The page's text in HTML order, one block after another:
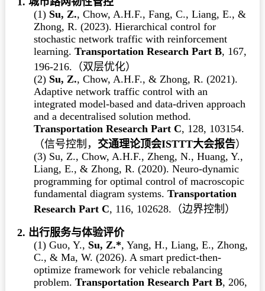
(1) Su, Z., Chow, A.H.F., Fang, C., Liang, E., &
Zhong, R. (2023). Hierarchical control for
stochastic network traffic with reinforcement
learning. Transportation Research Part B, 167,
196-216. （双层优化）
(2) Su, Z., Chow, A.H.F., & Zhong, R. (2021).
Adaptive network traffic control with an
integrated model-based and data-driven approach
and a decentralised solution method.
Transportation Research Part C, 128, 103154.
（信号控制， 交通理论顶会ISTTT大会报告）
(3) Su, Z., Chow, A.H.F., Zheng, N., Huang, Y.,
Liang, E., & Zhong, R. (2020). Neuro-dynamic
programming for optimal control of macroscopic
fundamental diagram systems. Transportation
Research Part C, 116, 102628. （边界控制）
2. 出行服务与体验评价
(1) Guo, Y., Su, Z.*, Yang, H., Liang, E., Zhong,
C., & Ma, W. (2026). A smart predict-then-
optimize framework for vehicle rebalancing
problem. Transportation Research Part B, 206,